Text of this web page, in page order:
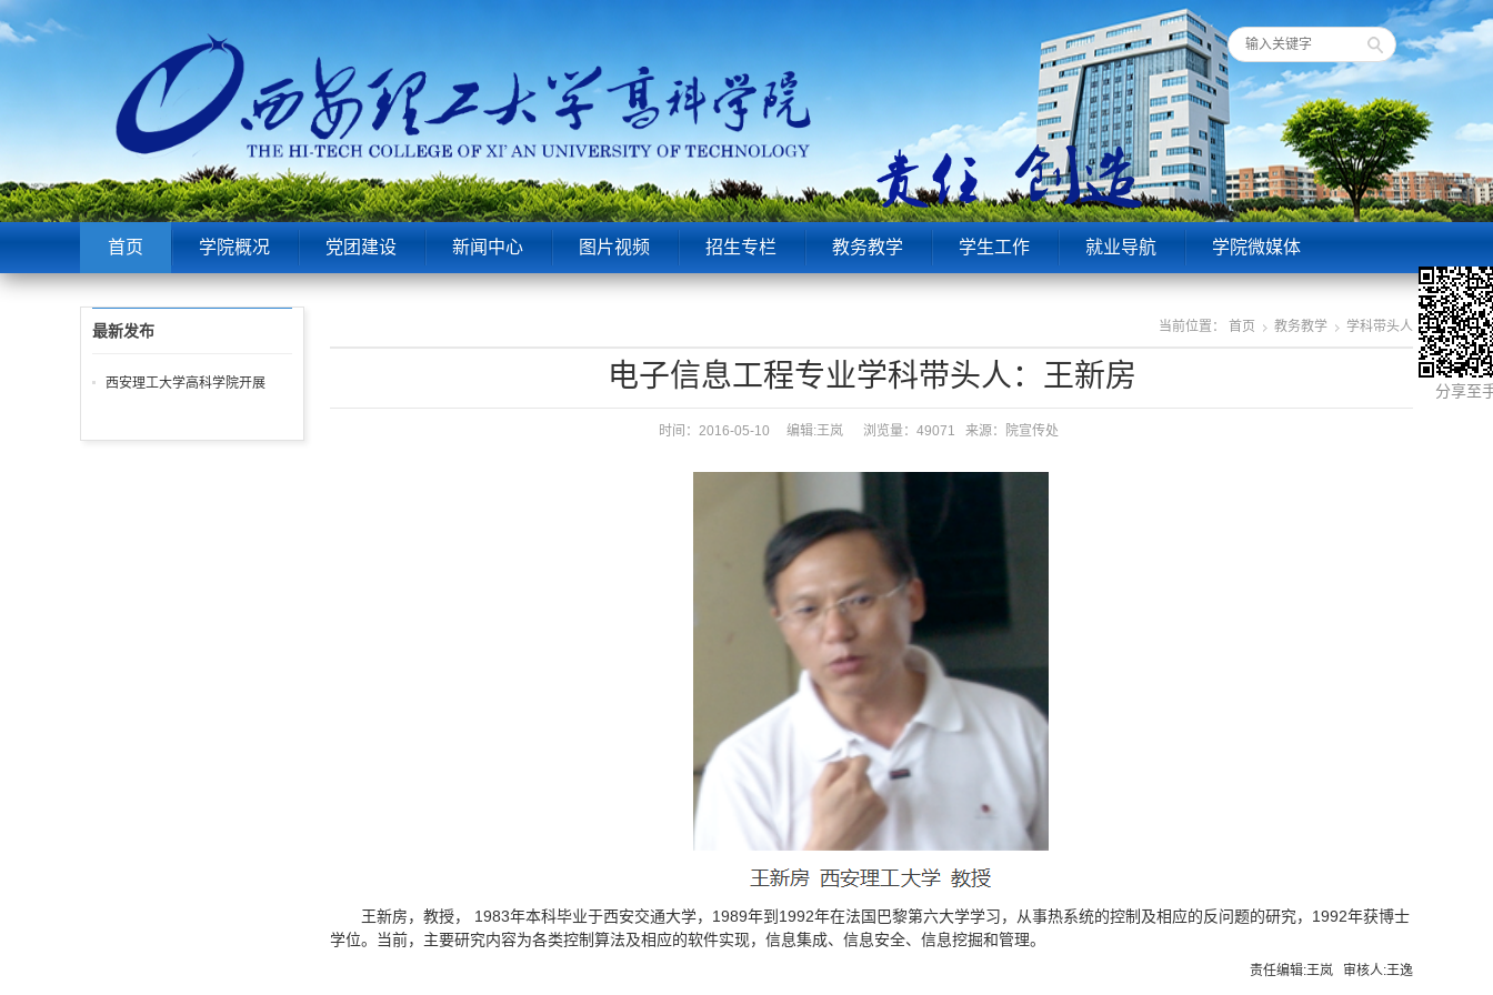
首页 学院概况 党团建设 新闻中心 图片视频 招生专栏 教务教学 学生工作 就业导航 学院微媒体
当前位置： 首页 教务教学 学科带头人
分享至
电子信息工程专业学科带头人：王新房
时间：2016-05-10 编辑:王岚 浏览量：49071 来源：院宣传处
王新房，教授， 1983年本科毕业于西安交通大学，1989年到1992年在法国巴黎第六大学学习，从事热系统的控制及相应的反问题的研究，1992年获博士
学位。当前，主要研究内容为各类控制算法及相应的软件实现，信息集成、信息安全、信息挖掘和管理。
责任编辑:王岚 审核人:王逸
最新发布
西安理工大学高科学院开展